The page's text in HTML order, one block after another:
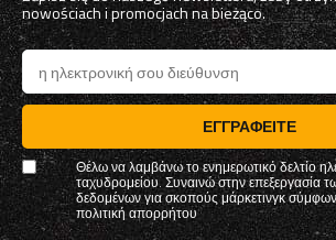
nowościach i promocjach na bieżąco.
ΕΓΓΡΑΦΕΊΤΕ
Θέλω να λαμβάνω το ενημερωτικό δελτίο
ταχυδρομείου. Συναινώ στην
δεδομένων για σκοπούς μάρκετινγκ
πολιτική απορρήτου